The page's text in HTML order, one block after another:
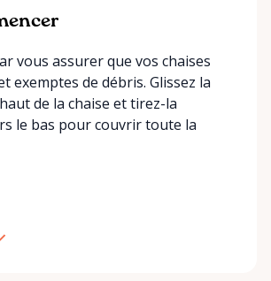
vous assurer que vos chaises
exemptes de débris. Glissez la
de la chaise et tirez-la
le bas pour couvrir toute la